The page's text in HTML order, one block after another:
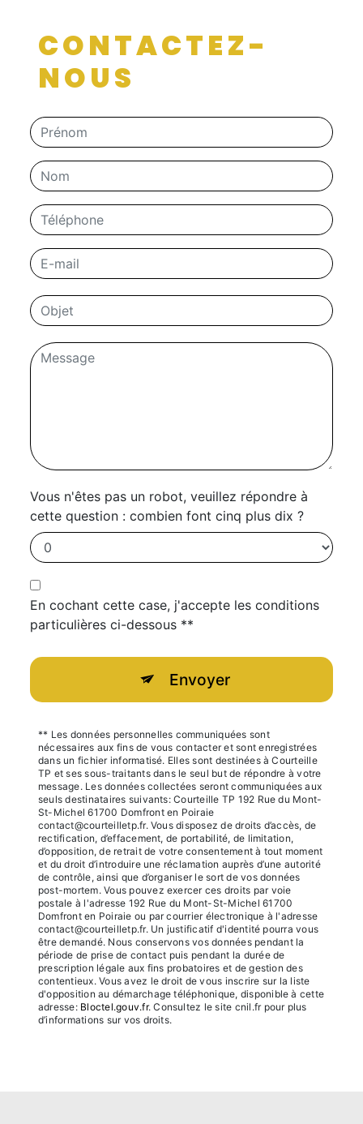
CONTACTEZ-
NOUS
Vous n'êtes pas un robot, veuillez répondre à
cette question : combien font cinq plus dix ?
En cochant cette case, j'accepte les conditions
particulières ci-dessous **
Envoyer
** Les données personnelles communiquées sont
nécessaires aux fins de vous contacter et sont enregistrées
dans un fichier informatisé. Elles sont destinées à Courteille
TP et ses sous-traitants dans le seul but de répondre à votre
message. Les données collectées seront communiquées aux
seuls destinataires suivants: Courteille TP 192 Rue du Mont-
St-Michel 61700 Domfront en Poiraie
contact@courteilletp.fr. Vous disposez de droits d’accès, de
rectification, d’effacement, de portabilité, de limitation,
d’opposition, de retrait de votre consentement à tout moment
et du droit d’introduire une réclamation auprès d’une autorité
de contrôle, ainsi que d’organiser le sort de vos données
post-mortem. Vous pouvez exercer ces droits par voie
postale à l'adresse 192 Rue du Mont-St-Michel 61700
Domfront en Poiraie ou par courrier électronique à l'adresse
contact@courteilletp.fr. Un justificatif d'identité pourra vous
être demandé. Nous conservons vos données pendant la
période de prise de contact puis pendant la durée de
prescription légale aux fins probatoires et de gestion des
contentieux. Vous avez le droit de vous inscrire sur la liste
d'opposition au démarchage téléphonique, disponible à cette
adresse: Bloctel.gouv.fr. Consultez le site cnil.fr pour plus
d’informations sur vos droits.